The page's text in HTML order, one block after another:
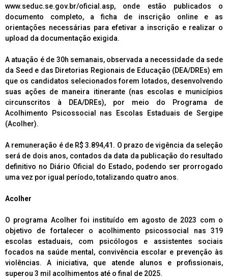
www.seduc.se.gov.br/oficial.asp, onde estão publicados o
documento completo, a ficha de inscrição online e as
orientações necessárias para efetivar a inscrição e realizar o
upload da documentação exigida.
A atuação é de 30h semanais, observada a necessidade da sede
da Seed e das Diretorias Regionais de Educação (DEA/DREs) em
que os candidatos selecionados forem lotados, desenvolvendo
suas ações de maneira itinerante (nas escolas e municípios
circunscritos à DEA/DREs), por meio do Programa de
Acolhimento Psicossocial nas Escolas Estaduais de Sergipe
(Acolher).
A remuneração é de R$ 3.894,41. O prazo de vigência da seleção
será de dois anos, contados da data da publicação do resultado
definitivo no Diário Oficial do Estado, podendo ser prorrogado
uma vez por igual período, totalizando quatro anos.
Acolher
O programa Acolher foi instituído em agosto de 2023 com o
objetivo de fortalecer o acolhimento psicossocial nas 319
escolas estaduais, com psicólogos e assistentes sociais
focados na saúde mental, convivência escolar e prevenção às
violências. A iniciativa, que atende alunos e profissionais,
superou 3 mil acolhimentos até o final de 2025.